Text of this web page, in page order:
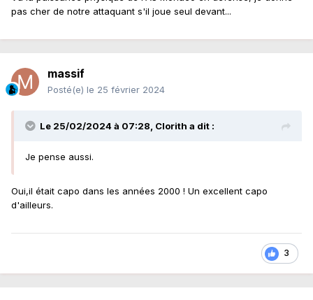
pas cher de notre attaquant s'il joue seul devant...
massif
Posté(e) le 25 février 2024
Le 25/02/2024 à 07:28, Clorith a dit :
Je pense aussi.
Oui,il était capo dans les années 2000 ! Un excellent capo
d'ailleurs.
3